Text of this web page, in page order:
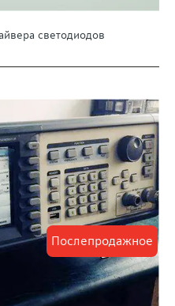
светодиодов
Послепродажное